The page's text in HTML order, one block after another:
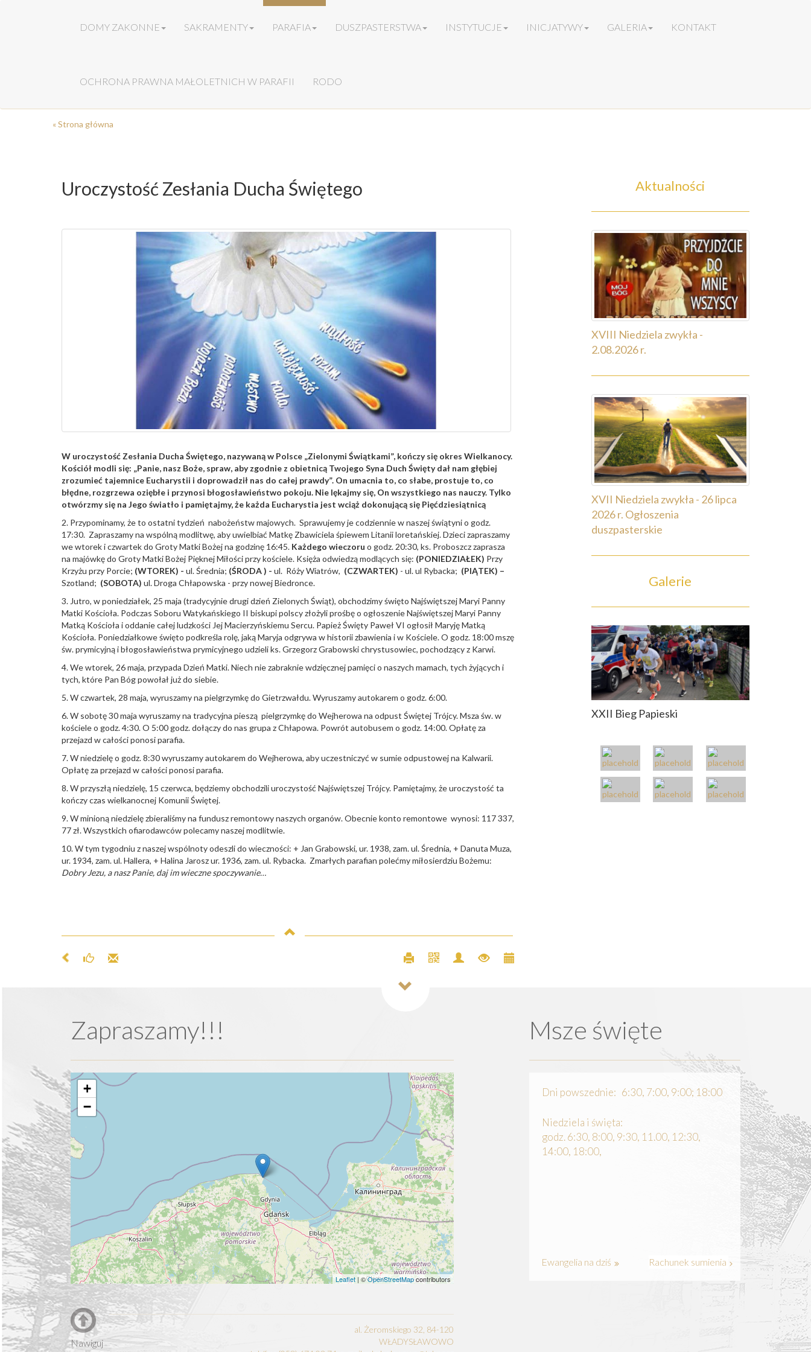
DOMY ZAKONNE SAKRAMENTY PARAFIA DUSZPASTERSTWA INSTYTUCJE INICJATYWY GALERIA KONTAKT
OCHRONA PRAWNA MAŁOLETNICH W PARAFII RODO
« Strona główna
Uroczystość Zesłania Ducha Świętego
W uroczystość Zesłania Ducha Świętego, nazywaną w Polsce „Zielonymi Świątkami”, kończy się okres Wielkanocy.
Kościół modli się: „Panie, nasz Boże, spraw, aby zgodnie z obietnicą Twojego Syna Duch Święty dał nam głębiej
zrozumieć tajemnice Eucharystii i doprowadził nas do całej prawdy”. On umacnia to, co słabe, prostuje to, co
błędne, rozgrzewa oziębłe i przynosi błogosławieństwo pokoju. Nie lękajmy się, On wszystkiego nas nauczy. Tylko
otwórzmy się na Jego światło i pamiętajmy, że każda Eucharystia jest wciąż dokonującą się Pięćdziesiątnicą
2. Przypominamy, że to ostatni tydzień nabożeństw majowych. Sprawujemy je codziennie w naszej świątyni o godz.
17:30. Zapraszamy na wspólną modlitwę, aby uwielbiać Matkę Zbawiciela śpiewem Litanii loretańskiej. Dzieci zapraszamy
we wtorek i czwartek do Groty Matki Bożej na godzinę 16:45. Każdego wieczoru o godz. 20:30, ks. Proboszcz zaprasza
na majówkę do Groty Matki Bożej Pięknej Miłości przy kościele. Księża odwiedzą modlących się: (PONIEDZIAŁEK) Przy
Krzyżu przy Porcie; (WTOREK) - ul. Średnia; (ŚRODA ) - ul. Róży Wiatrów, (CZWARTEK) - ul. ul Rybacka; (PIĄTEK) –
Szotland; (SOBOTA) ul. Droga Chłapowska - przy nowej Biedronce.
3. Jutro, w poniedziałek, 25 maja (tradycyjnie drugi dzień Zielonych Świąt), obchodzimy święto Najświętszej Maryi Panny
Matki Kościoła. Podczas Soboru Watykańskiego II biskupi polscy złożyli prośbę o ogłoszenie Najświętszej Maryi Panny
Matką Kościoła i oddanie całej ludzkości Jej Macierzyńskiemu Sercu. Papież Święty Paweł VI ogłosił Maryję Matką
Kościoła. Poniedziałkowe święto podkreśla rolę, jaką Maryja odgrywa w historii zbawienia i w Kościele. O godz. 18:00 mszę
św. prymicyjną i błogosławieństwa prymicyjnego udzieli ks. Grzegorz Grabowski chrystusowiec, pochodzący z Karwi.
4. We wtorek, 26 maja, przypada Dzień Matki. Niech nie zabraknie wdzięcznej pamięci o naszych mamach, tych żyjących i
tych, które Pan Bóg powołał już do siebie.
5. W czwartek, 28 maja, wyruszamy na pielgrzymkę do Gietrzwałdu. Wyruszamy autokarem o godz. 6:00.
6. W sobotę 30 maja wyruszamy na tradycyjna pieszą pielgrzymkę do Wejherowa na odpust Świętej Trójcy. Msza św. w
kościele o godz. 4:30. O 5:00 godz. dołączy do nas grupa z Chłapowa. Powrót autobusem o godz. 14:00. Opłatę za
przejazd w całości ponosi parafia.
7. W niedzielę o godz. 8:30 wyruszamy autokarem do Wejherowa, aby uczestniczyć w sumie odpustowej na Kalwarii.
Opłatę za przejazd w całości ponosi parafia.
8. W przyszłą niedzielę, 15 czerwca, będziemy obchodzili uroczystość Najświętszej Trójcy. Pamiętajmy, że uroczystość ta
kończy czas wielkanocnej Komunii Świętej.
9. W minioną niedzielę zbieraliśmy na fundusz remontowy naszych organów. Obecnie konto remontowe wynosi: 117 337,
77 zł. Wszystkich ofiarodawców polecamy naszej modlitwie.
10. W tym tygodniu z naszej wspólnoty odeszli do wieczności: + Jan Grabowski, ur. 1938, zam. ul. Średnia, + Danuta Muza,
ur. 1934, zam. ul. Hallera, + Halina Jarosz ur. 1936, zam. ul. Rybacka. Zmarłych parafian polećmy miłosierdziu Bożemu:
Dobry Jezu, a nasz Panie, daj im wieczne spoczywanie…
Aktualności
XVIII Niedziela zwykła -
2.08.2026 r.
XVII Niedziela zwykła - 26 lipca
2026 r. Ogłoszenia
duszpasterskie
Galerie
XXII Bieg Papieski
Zapraszamy!!!
+
−
Leaflet | ©OpenStreetMapcontributors
Nawiguj
al. Żeromskiego 32, 84-120
WŁADYSŁAWOWO
Msze święte
Dni powszednie: 6:30, 7:00, 9:00; 18:00
Niedziela i święta:
godz. 6:30, 8:00, 9:30, 11.00, 12:30,
14:00, 18:00,
Ewangelia na dziś Rachunek sumienia